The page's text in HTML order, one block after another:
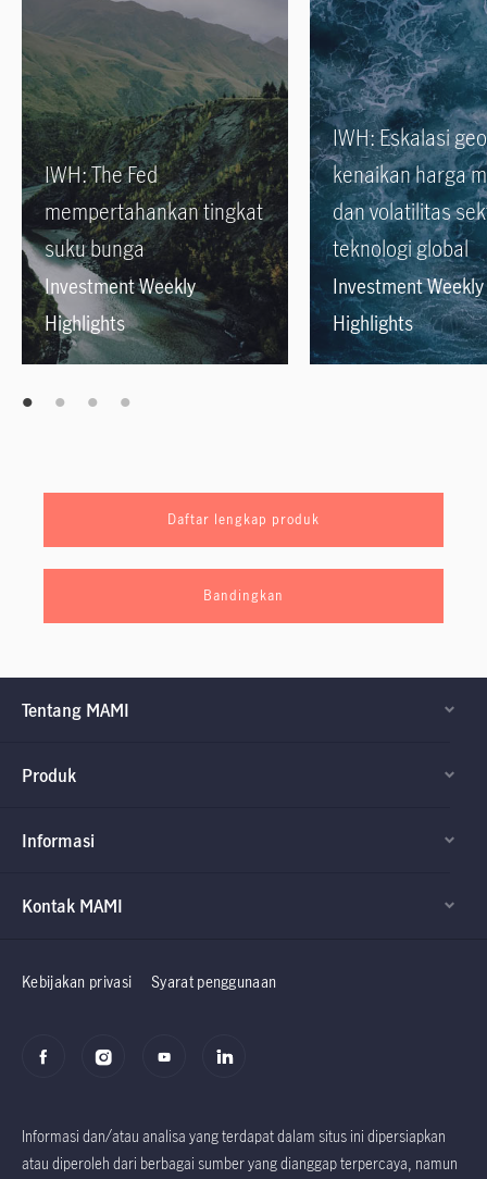
IWH: The Fed
mempertahankan tingkat
suku bunga
Investment Weekly
Highlights
IWH: Eskalasi
kenaikan harga
dan volatilitas
teknologi global
Investment Weekly
Highlights
Daftar lengkap produk
Bandingkan
Tentang MAMI
Produk
Informasi
Factsheet dan
Kontak MAMI
Kebijakan privasi Syarat penggunaan
Informasi dan/atau analisa yang terdapat dalam situs ini dipersiapkan
atau diperoleh dari berbagai sumber yang dianggap terpercaya, namun